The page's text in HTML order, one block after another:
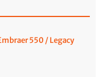
550 / Legacy